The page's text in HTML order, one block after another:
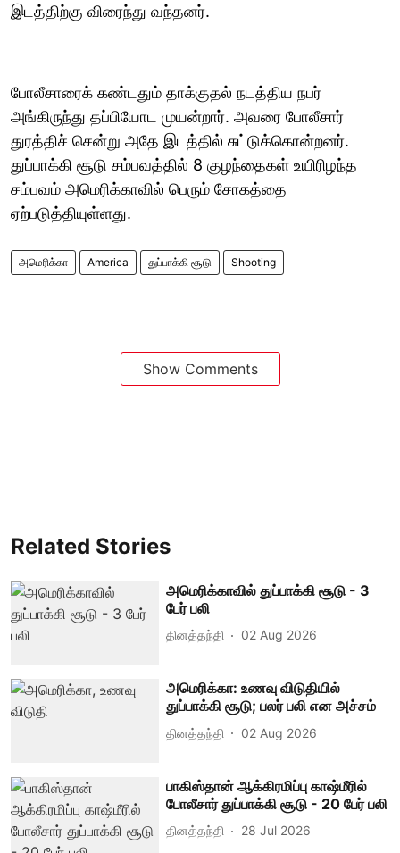
இடத்திற்கு விரைந்து வந்தனர்.
போலீசாரைக் கண்டதும் தாக்குதல் நடத்திய நபர்
அங்கிருந்து தப்பியோட முயன்றார். அவரை போலீசார்
துரத்திச் சென்று அதே இடத்தில் சுட்டுக்கொன்றனர்.
துப்பாக்கி சூடு சம்பவத்தில் 8 குழந்தைகள் உயிரிழந்த
சம்பவம் அமெரிக்காவில் பெரும் சோகத்தை
ஏற்படுத்தியுள்ளது.
அமெரிக்கா America துப்பாக்கி சூடு Shooting
Show Comments
Related Stories
அமெரிக்காவில் துப்பாக்கி சூடு - 3
பேர் பலி
தினத்தந்தி 02 Aug 2026
அமெரிக்கா: உணவு விடுதியில்
துப்பாக்கி சூடு; பலர் பலி என அச்சம்
தினத்தந்தி 02 Aug 2026
பாகிஸ்தான் ஆக்கிரமிப்பு காஷ்மீரில்
போலீசார் துப்பாக்கி சூடு - 20 பேர் பலி
தினத்தந்தி 28 Jul 2026